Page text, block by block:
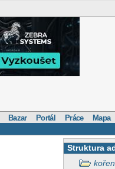
Bazar Portál Práce Mapa
Struktura